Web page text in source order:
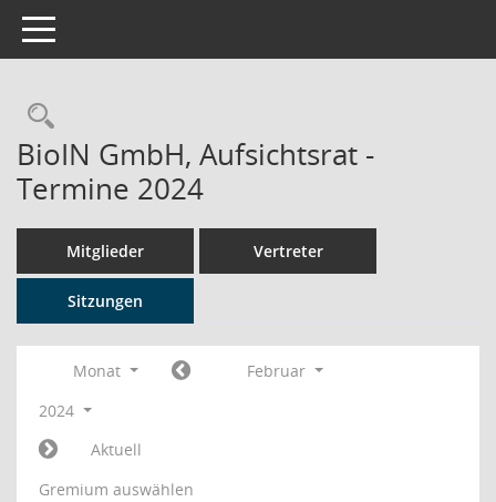
Toggle navigation
Rechercheauswahl
BioIN GmbH, Aufsichtsrat -
Termine 2024
Mitglieder Vertreter
Sitzungen
Monat
Februar
2024
Aktuell
Gremium auswählen